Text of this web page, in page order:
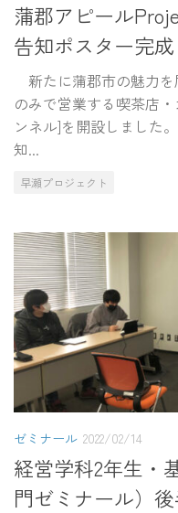
蒲郡アピール
告知ポスター完成
新たに蒲郡市の魅力
のみで営業する喫茶店
ンネル]を開設しました
知...
早瀬プロジェクト
ゼミナール 2022/02/14
経営学科2年生・
門ゼミナール）